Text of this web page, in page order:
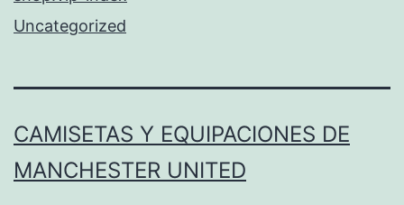
Uncategorized
CAMISETAS Y EQUIPACIONES DE
MANCHESTER UNITED